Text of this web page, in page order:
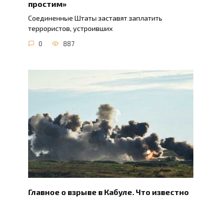
простим»
Соединенные Штаты заставят заплатить
террористов, устроивших
0 887
Главное о взрыве в Кабуле. Что известно